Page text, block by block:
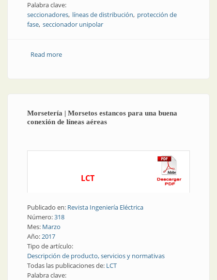
Palabra clave:
seccionadores líneas de distribución protección de
fase seccionador unipolar
Read moreabout Líneas de distribución | Protección de fase
Morsetería | Morsetos estancos para una buena
conexión de líneas aéreas
LCT
Publicado en: Revista Ingeniería Eléctrica
Número:318
Mes: Marzo
Año:2017
Tipo de artículo:
Descripción de producto, servicios y normativas
Todas las publicaciones de: LCT
Palabra clave: